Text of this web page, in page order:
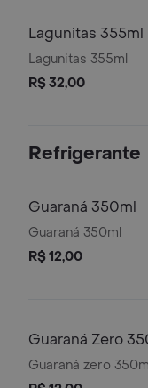
Lagunitas 355ml
Lagunitas 355ml
R$ 32,00
Refrigerante
Guaraná 350ml
Guaraná 350ml
R$ 12,00
Guaraná Zero
Guaraná zero